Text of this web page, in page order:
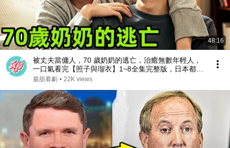
48:16
被丈夫當傭人，70 歲奶奶的逃亡，治癒無數年輕人，
一口氣看完【照子與瑠衣】1~8全集完整版，日本都市
愛情生活電視劇解說
最甜看劇 • 22K views